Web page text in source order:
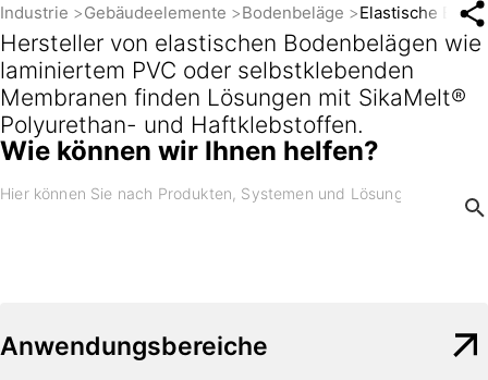
Industrie Gebäudeelemente Bodenbeläge Elastische
Hersteller von elastischen Bodenbelägen wie
laminiertem PVC oder selbstklebenden
Membranen finden Lösungen mit SikaMelt®
Polyurethan- und Haftklebstoffen.
Wie können wir Ihnen helfen?
Anwendungsbereiche